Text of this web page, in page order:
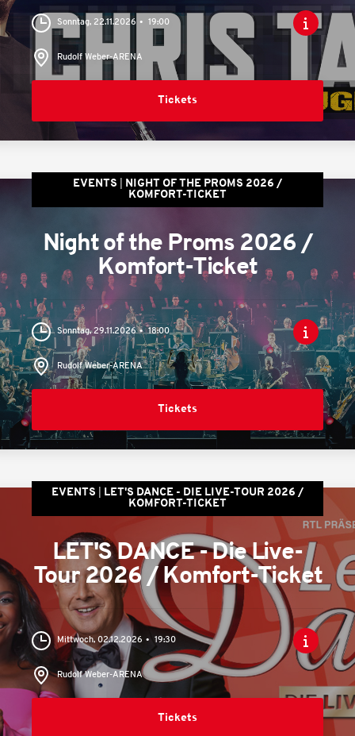
Sonntag, 22.11.2026 19:00
Rudolf Weber-ARENA
Tickets
EVENTS
NIGHT OF THE PROMS 2026 /
KOMFORT-TICKET
Night of the Proms 2026 /
Komfort-Ticket
Sonntag, 29.11.2026 18:00
Rudolf Weber-ARENA
Tickets
EVENTS
LET'S DANCE - DIE LIVE-TOUR 2026 /
KOMFORT-TICKET
LET'S DANCE - Die Live-
Tour 2026 / Komfort-Ticket
Mittwoch, 02.12.2026 19:30
Rudolf Weber-ARENA
Tickets